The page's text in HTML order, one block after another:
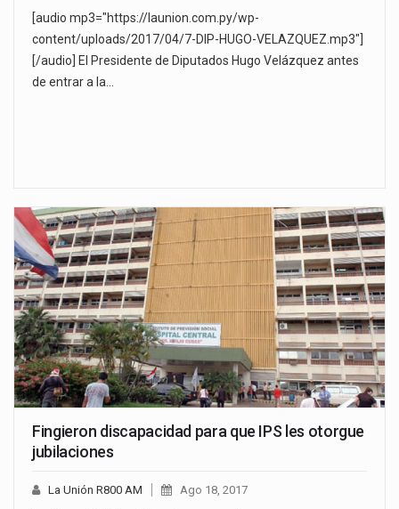
[audio mp3="https://launion.com.py/wp-
content/uploads/2017/04/7-DIP-HUGO-VELAZQUEZ.mp3"]
[/audio] El Presidente de Diputados Hugo Velázquez antes
de entrar a la…
Fingieron discapacidad para que IPS les otorgue
jubilaciones
La Unión R800 AM Ago 18, 2017